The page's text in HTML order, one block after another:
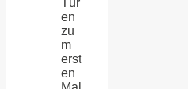
Tür
en
zu
m
erst
en